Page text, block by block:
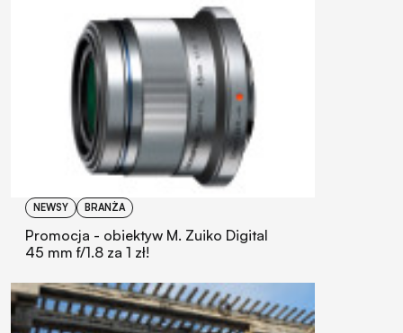
NEWSY BRANŻA
Promocja - obiektyw M. Zuiko Digital
45 mm f/1.8 za 1 zł!